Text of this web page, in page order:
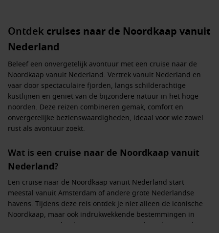
Ontdek cruises naar de Noordkaap vanuit
Nederland
Beleef een onvergetelijk avontuur met een cruise naar de
Noordkaap vanuit Nederland. Vertrek vanuit Nederland en
vaar door spectaculaire fjorden, langs schilderachtige
kustlijnen en geniet van de bijzondere natuur in het hoge
noorden. Deze reizen combineren gemak, comfort en
onvergetelijke bezienswaardigheden, ideaal voor wie zowel
rust als avontuur zoekt.
Wat is een cruise naar de Noordkaap vanuit
Nederland?
Een cruise naar de Noordkaap vanuit Nederland start
meestal vanuit Amsterdam of andere grote Nederlandse
havens. Tijdens deze reis ontdek je niet alleen de iconische
Noordkaap, maar ook indrukwekkende bestemmingen in
Noorwegen en daarbuiten. Je geniet aan boord van moderne